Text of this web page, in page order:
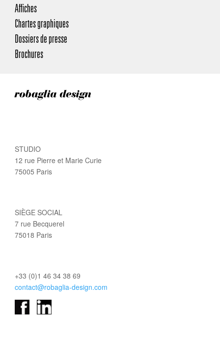
Affiches
Chartes graphiques
Dossiers de presse
Brochures
robaglia design
STUDIO
12 rue Pierre et Marie Curie
75005 Paris
SIÈGE SOCIAL
7 rue Becquerel
75018 Paris
+33 (0)1 46 34 38 69
contact@robaglia-design.com